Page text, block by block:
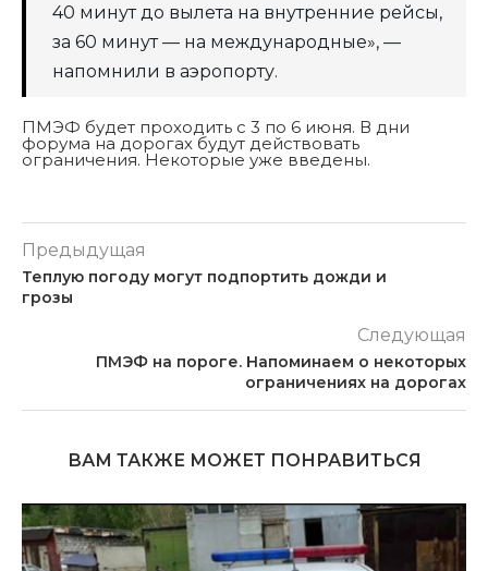
40 минут до вылета на внутренние рейсы,
за 60 минут — на международные», —
напомнили в аэропорту.
ПМЭФ будет проходить с 3 по 6 июня. В дни
форума на дорогах будут действовать
ограничения. Некоторые уже введены.
Предыдущая
Теплую погоду могут подпортить дожди и
грозы
Следующая
ПMЭФ на пороге. Напоминаем о некоторых
ограничениях на дорогах
ВАМ ТАКЖЕ МОЖЕТ ПОНРАВИТЬСЯ